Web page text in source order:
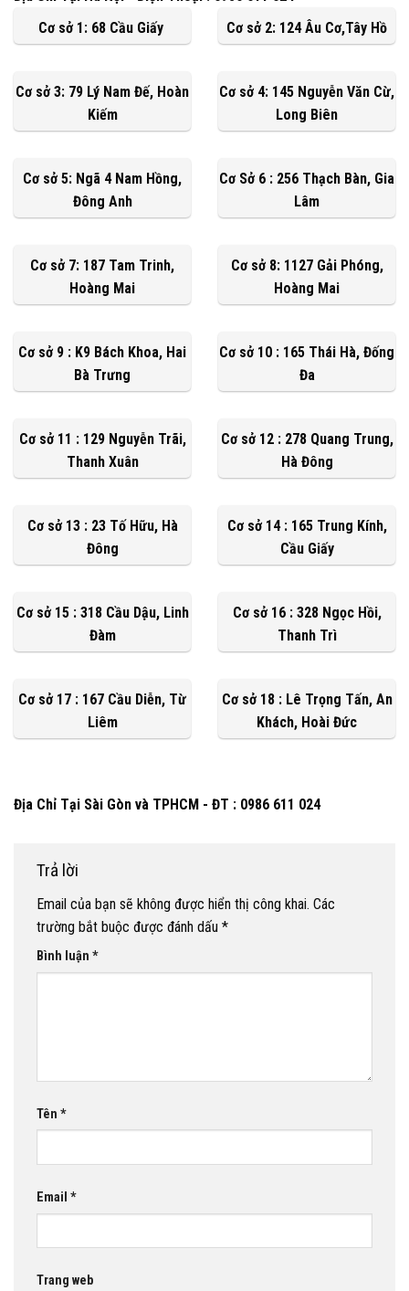
Cơ sở 1: 68 Cầu Giấy
Cơ sở 2: 124 Âu Cơ,Tây Hồ
Cơ sở 3: 79 Lý Nam Đế, Hoàn
Kiếm
Cơ sở 4: 145 Nguyễn Văn Cừ,
Long Biên
Cơ sở 5: Ngã 4 Nam Hồng,
Đông Anh
Cơ Sở 6 : 256 Thạch Bàn, Gia
Lâm
Cơ sở 7: 187 Tam Trinh,
Hoàng Mai
Cơ sở 8: 1127 Gải Phóng,
Hoàng Mai
Cơ sở 9 : K9 Bách Khoa, Hai
Bà Trưng
Cơ sở 10 : 165 Thái Hà, Đống
Đa
Cơ sở 11 : 129 Nguyễn Trãi,
Thanh Xuân
Cơ sở 12 : 278 Quang Trung,
Hà Đông
Cơ sở 13 : 23 Tố Hữu, Hà
Đông
Cơ sở 14 : 165 Trung Kính,
Cầu Giấy
Cơ sở 15 : 318 Cầu Dậu, Linh
Đàm
Cơ sở 16 : 328 Ngọc Hồi,
Thanh Trì
Cơ sở 17 : 167 Cầu Diễn, Từ
Liêm
Cơ sở 18 : Lê Trọng Tấn, An
Khách, Hoài Đức
Địa Chỉ Tại Sài Gòn và TPHCM - ĐT : 0986 611 024
Trả lời
Email của bạn sẽ không được hiển thị công khai. Các
trường bắt buộc được đánh dấu *
Bình luận *
Tên *
Email *
Trang web